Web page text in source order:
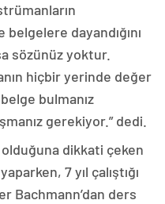
belgelere dayandığını
sözünüz yoktur.
hiçbir yerinde değer
bulmanız
gerekiyor.” dedi.
dikkati çeken
7 yıl çalıştığı
Bachmann’dan ders